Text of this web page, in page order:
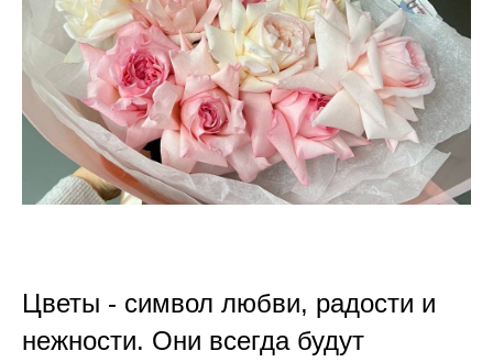
Цветы - символ любви, радости и
нежности. Они всегда будут